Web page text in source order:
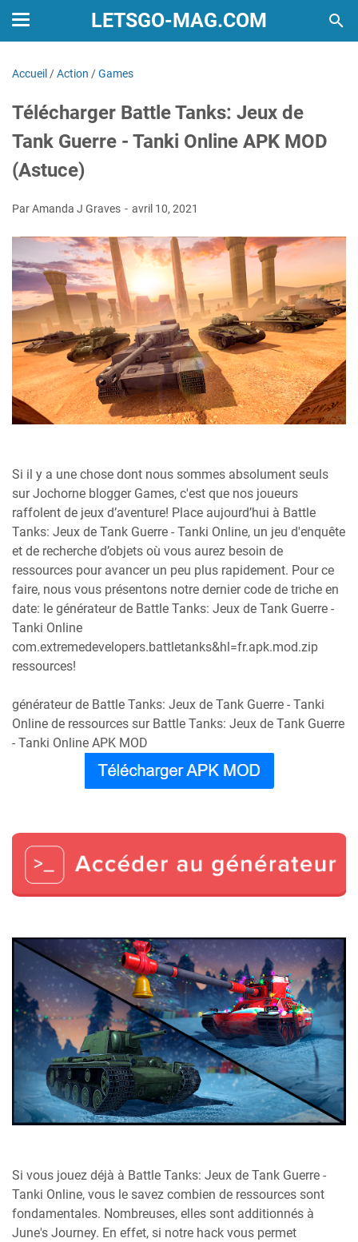
LETSGO-MAG.COM
Accueil /Action /Games
Télécharger Battle Tanks: Jeux de
Tank Guerre - Tanki Online APK MOD
(Astuce)
Par Amanda J Graves avril 10, 2021
Si il y a une chose dont nous sommes absolument seuls
sur Jochorne blogger Games, c'est que nos joueurs
raffolent de jeux d’aventure! Place aujourd’hui à Battle
Tanks: Jeux de Tank Guerre - Tanki Online, un jeu d'enquête
et de recherche d’objets où vous aurez besoin de
ressources pour avancer un peu plus rapidement. Pour ce
faire, nous vous présentons notre dernier code de triche en
date: le générateur de Battle Tanks: Jeux de Tank Guerre -
Tanki Online
com.extremedevelopers.battletanks&hl=fr.apk.mod.zip
ressources!
générateur de Battle Tanks: Jeux de Tank Guerre - Tanki
Online de ressources sur Battle Tanks: Jeux de Tank Guerre
- Tanki Online APK MOD
Si vous jouez déjà à Battle Tanks: Jeux de Tank Guerre -
Tanki Online, vous le savez combien de ressources sont
fondamentales. Nombreuses, elles sont additionnés à
June's Journey. En effet, si notre hack vous permet